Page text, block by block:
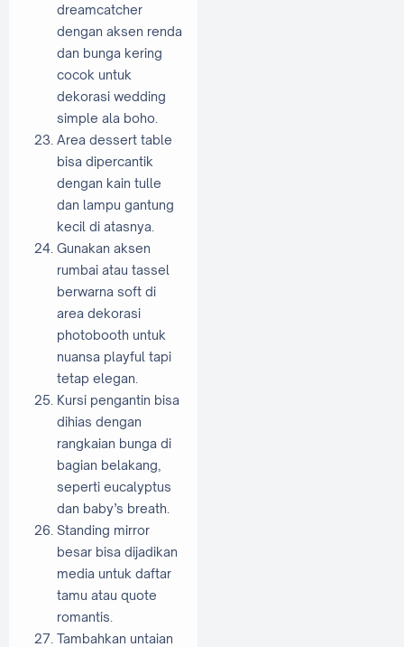
dreamcatcher
dengan aksen renda
dan bunga kering
cocok untuk
dekorasi wedding
simple ala boho.
Area dessert table
bisa dipercantik
dengan kain tulle
dan lampu gantung
kecil di atasnya.
Gunakan aksen
rumbai atau tassel
berwarna soft di
area dekorasi
photobooth untuk
nuansa playful tapi
tetap elegan.
Kursi pengantin bisa
dihias dengan
rangkaian bunga di
bagian belakang,
seperti eucalyptus
dan baby’s breath.
Standing mirror
besar bisa dijadikan
media untuk daftar
tamu atau quote
romantis.
Tambahkan untaian